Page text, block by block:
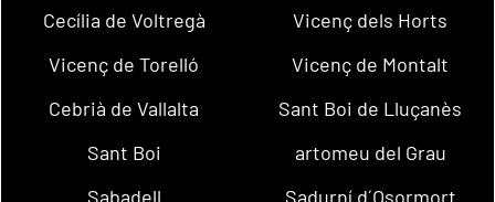
Cecília de Voltregà
Vicenç dels Horts
Vicenç de Torelló
Vicenç de Montalt
Cebrià de Vallalta
Sant Boi de Lluçanès
Sant Boi
artomeu del Grau
Sabadell
Sadurní d´Osormort